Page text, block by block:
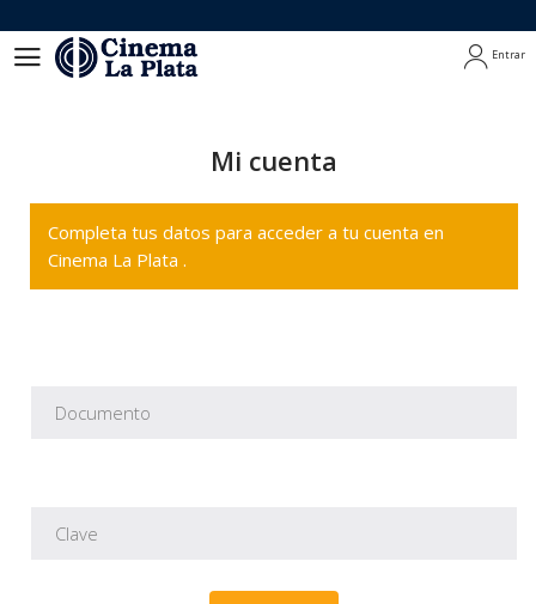
Entrar
Mi cuenta
Completa tus datos para acceder a tu cuenta en
Cinema La Plata .